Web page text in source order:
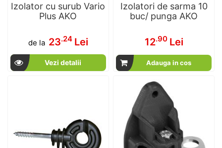
Izolator cu surub Vario
Plus AKO
de la 23.24 Lei
Vezi detalii
Izolatori de sarma 10
buc/ punga AKO
12.90 Lei
Adauga in cos